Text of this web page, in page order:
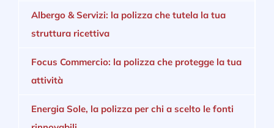
Albergo & Servizi: la polizza che tutela la tua
struttura ricettiva
Focus Commercio: la polizza che protegge la tua
attività
Energia Sole, la polizza per chi a scelto le fonti